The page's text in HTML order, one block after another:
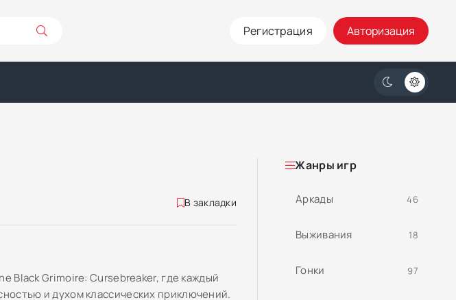
Регистрация Авторизация
В закладки
Black Grimoire: Cursebreaker, где каждый
и духом классических приключений.
Жанры игр
Аркады 46
Выживания 18
Гонки 97